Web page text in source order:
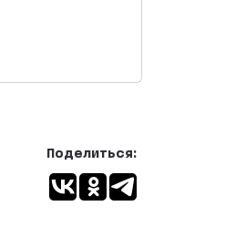
Поделиться: